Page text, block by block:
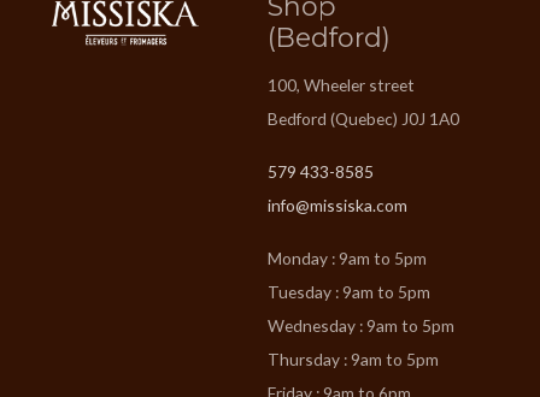
(Bedford)
100, Wheeler street
Bedford (Quebec) J0J 1A0
579 433-8585
info@missiska.com
Monday : 9am to 5pm
Tuesday : 9am to 5pm
Wednesday : 9am to 5pm
Thursday : 9am to 5pm